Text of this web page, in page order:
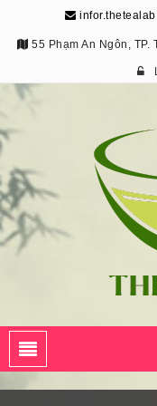
55 Phạm An Ngôn, TP.